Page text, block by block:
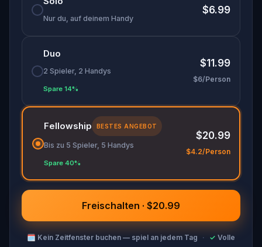
bereit für den Einsatz, Agent?
Nur du, auf deinem Handy
$6.99
Duo
2 Spieler, 2 Handys
Spare 14%
$11.99
$6/Person
Fellowship BESTES ANGEBOT
Bis zu 5 Spieler, 5 Handys
Spare 40%
$20.99
$4.2/Person
Freischalten · $20.99
🗓 Kein Zeitfenster buchen — spiel an jedem Tag · ✓ Volle